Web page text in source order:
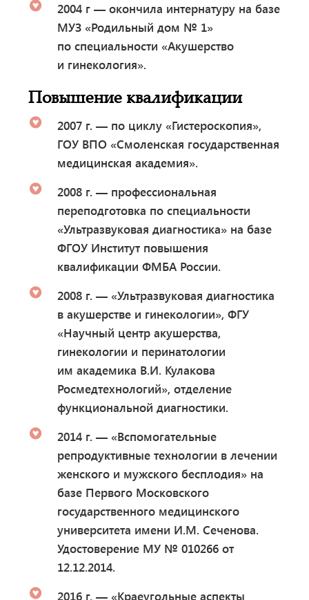
2004 г — окончила интернатуру на базе
МУЗ «Родильный дом № 1»
по специальности «Акушерство
и гинекология».
Повышение квалификации
2007 г. — по циклу «Гистероскопия»,
ГОУ ВПО «Смоленская государственная
медицинская академия».
2008 г. — профессиональная
переподготовка по специальности
«Ультразвуковая диагностика» на базе
ФГОУ Институт повышения
квалификации ФМБА России.
2008 г. — «Ультразвуковая диагностика
в акушерстве и гинекологии», ФГУ
«Научный центр акушерства,
гинекологии и перинатологии
им академика В.И. Кулакова
Росмедтехнологий», отделение
функциональной диагностики.
2014 г. — «Вспомогательные
репродуктивные технологии в лечении
женского и мужского бесплодия» на
базе Первого Московского
государственного медицинского
университета имени И.М. Сеченова.
Удостоверение МУ № 010266 от
12.12.2014.
2016 г. — «Краеугольные аспекты